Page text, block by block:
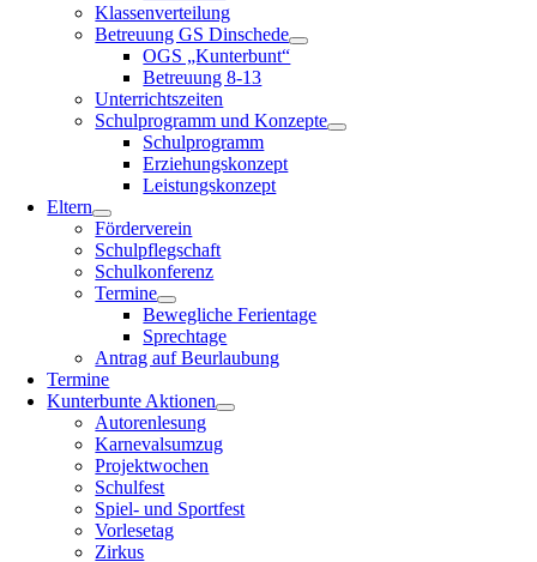
Klassenverteilung
Betreuung GS Dinschede
OGS „Kunterbunt“
Betreuung 8-13
Unterrichtszeiten
Schulprogramm und Konzepte
Schulprogramm
Erziehungskonzept
Leistungskonzept
Eltern
Förderverein
Schulpflegschaft
Schulkonferenz
Termine
Bewegliche Ferientage
Sprechtage
Antrag auf Beurlaubung
Termine
Kunterbunte Aktionen
Autorenlesung
Karnevalsumzug
Projektwochen
Schulfest
Spiel- und Sportfest
Vorlesetag
Zirkus